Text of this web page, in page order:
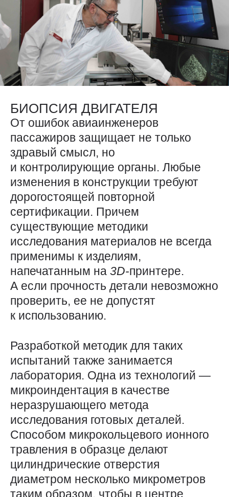
БИОПСИЯ ДВИГАТЕЛЯ
От ошибок авиаинженеров
пассажиров защищает не только
здравый смысл, но
и контролирующие органы. Любые
изменения в конструкции требуют
дорогостоящей повторной
сертификации. Причем
существующие методики
исследования материалов не всегда
применимы к изделиям,
напечатанным на 3D-принтере.
А если прочность детали невозможно
проверить, ее не допустят
к использованию.
Разработкой методик для таких
испытаний также занимается
лаборатория. Одна из технологий — ​
микроиндентация в качестве
неразрушающего метода
исследования готовых деталей.
Способом микрокольцевого ионного
травления в образце делают
цилиндрические отверстия
диаметром несколько микрометров
таким образом, чтобы в центре